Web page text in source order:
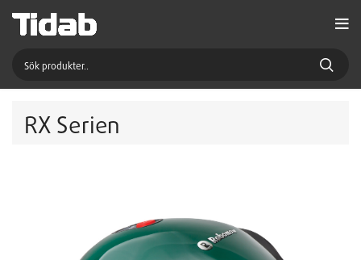
RX Serien